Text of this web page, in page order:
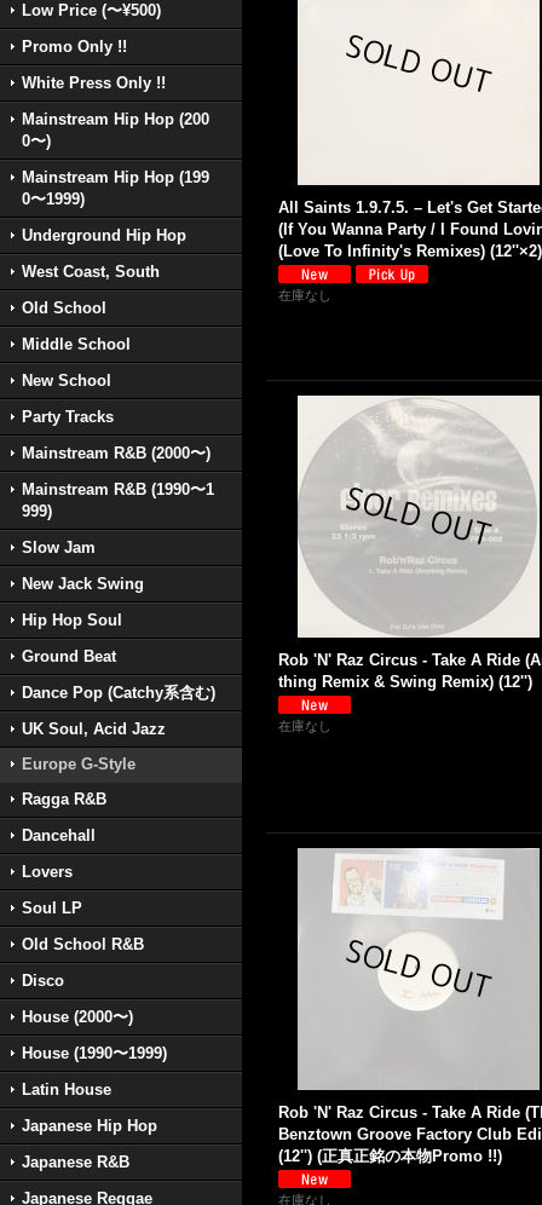
Low Price (〜¥500)
Promo Only !!
White Press Only !!
Mainstream Hip Hop (200
0〜)
Mainstream Hip Hop (199
0〜1999)
Underground Hip Hop
West Coast, South
Old School
Middle School
New School
Party Tracks
Mainstream R&B (2000〜)
Mainstream R&B (1990〜1
999)
Slow Jam
New Jack Swing
Hip Hop Soul
Ground Beat
Dance Pop (Catchy系含む)
UK Soul, Acid Jazz
Europe G-Style
Ragga R&B
Dancehall
Lovers
Soul LP
Old School R&B
Disco
House (2000〜)
House (1990〜1999)
Latin House
Japanese Hip Hop
Japanese R&B
Japanese Reggae
All Saints 1.9.7.5. – Let's Get
(If You Wanna Party / I Found
(Love To Infinity's Remixes) (12''×2)
在庫なし
Rob 'N' Raz Circus - Take A Ride
thing Remix & Swing Remix) (12'')
在庫なし
Rob 'N' Raz Circus - Take A Ride
Benztown Groove Factory Club
(12'') (正真正銘の本物Promo !!)
在庫なし